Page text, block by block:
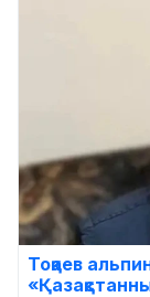
Тоқаев